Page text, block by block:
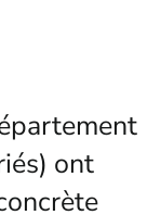
ont